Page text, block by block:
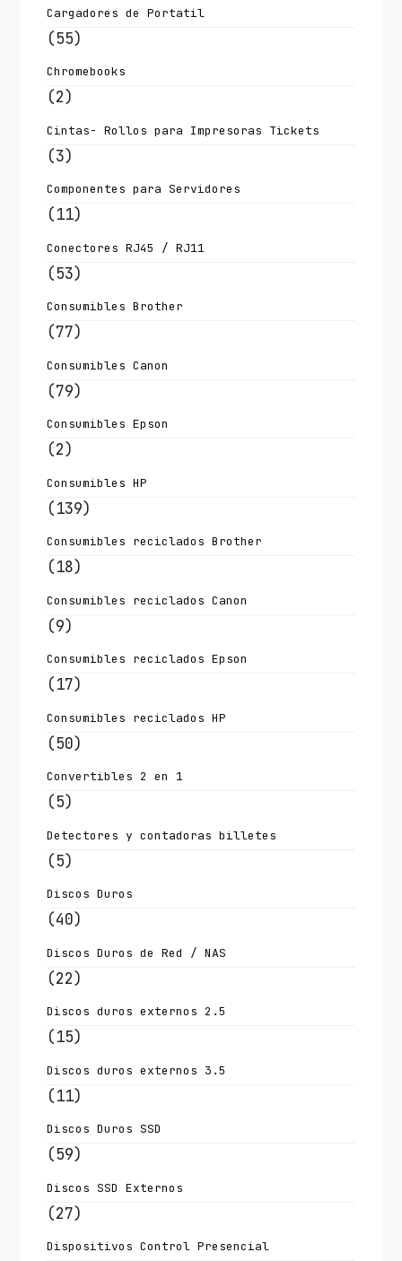
Cargadores de Portatil
(55)
Chromebooks
(2)
Cintas- Rollos para Impresoras Tickets
(3)
Componentes para Servidores
(11)
Conectores RJ45 / RJ11
(53)
Consumibles Brother
(77)
Consumibles Canon
(79)
Consumibles Epson
(2)
Consumibles HP
(139)
Consumibles reciclados Brother
(18)
Consumibles reciclados Canon
(9)
Consumibles reciclados Epson
(17)
Consumibles reciclados HP
(50)
Convertibles 2 en 1
(5)
Detectores y contadoras billetes
(5)
Discos Duros
(40)
Discos Duros de Red / NAS
(22)
Discos duros externos 2.5
(15)
Discos duros externos 3.5
(11)
Discos Duros SSD
(59)
Discos SSD Externos
(27)
Dispositivos Control Presencial